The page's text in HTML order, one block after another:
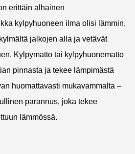
erittäin alhainen
kylpyhuoneen ilma olisi lämmin,
jalkojen alla ja vetävät
Kylpymatto tai kylpyhuonematto
pinnasta ja tekee lämpimästä
huomattavasti mukavammalta –
parannus, joka tekee
lämmössä.